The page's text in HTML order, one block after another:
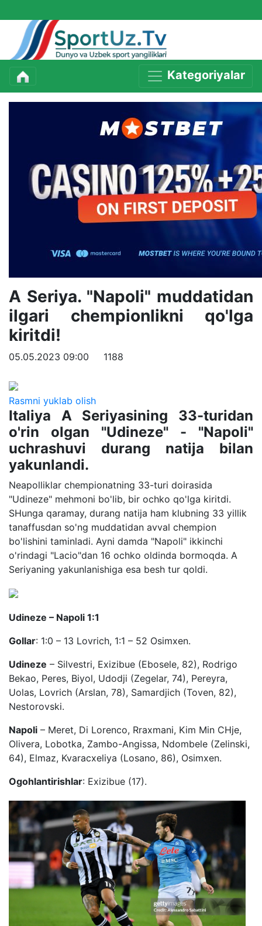
Kategoriyalar
A Seriya. "Napoli" muddatidan
ilgari chempionlikni qo'lga
kiritdi!
05.05.2023 09:00 1188
Rasmni yuklab olish
Italiya A Seriyasining 33-turidan
o'rin olgan "Udineze" - "Napoli"
uchrashuvi durang natija bilan
yakunlandi.
Neapolliklar chempionatning 33-turi doirasida
"Udineze" mehmoni bo'lib, bir ochko qo'lga kiritdi.
SHunga qaramay, durang natija ham klubning 33 yillik
tanaffusdan so'ng muddatidan avval chempion
bo'lishini taminladi. Ayni damda "Napoli" ikkinchi
o'rindagi "Lacio"dan 16 ochko oldinda bormoqda. A
Seriyaning yakunlanishiga esa besh tur qoldi.
Udineze – Napoli 1:1
Gollar: 1:0 – 13 Lovrich, 1:1 – 52 Osimxen.
Udineze – Silvestri, Exizibue (Ebosele, 82), Rodrigo
Bekao, Peres, Biyol, Udodji (Zegelar, 74), Pereyra,
Uolas, Lovrich (Arslan, 78), Samardjich (Toven, 82),
Nestorovski.
Napoli – Meret, Di Lorenco, Rraxmani, Kim Min CHje,
Olivera, Lobotka, Zambo-Angissa, Ndombele (Zelinski,
64), Elmaz, Kvaracxeliya (Losano, 86), Osimxen.
Ogohlantirishlar: Exizibue (17).